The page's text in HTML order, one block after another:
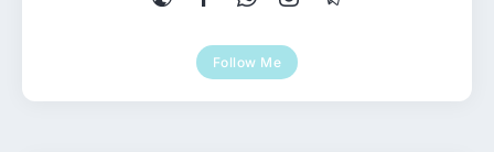
Follow Me